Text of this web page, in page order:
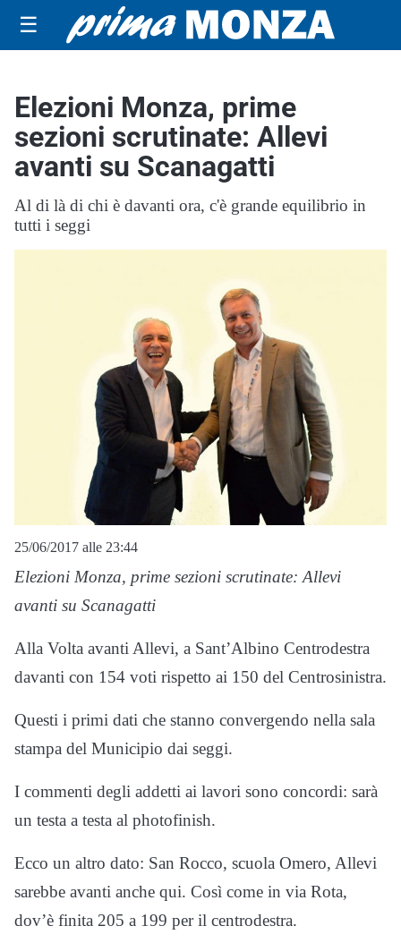
☰
Elezioni Monza, prime
sezioni scrutinate: Allevi
avanti su Scanagatti
Al di là di chi è davanti ora, c'è grande equilibrio in
tutti i seggi
25/06/2017 alle 23:44
Elezioni Monza, prime sezioni scrutinate: Allevi
avanti su Scanagatti
Alla Volta avanti Allevi, a Sant’Albino Centrodestra
davanti con 154 voti rispetto ai 150 del Centrosinistra.
Questi i primi dati che stanno convergendo nella sala
stampa del Municipio dai seggi.
I commenti degli addetti ai lavori sono concordi: sarà
un testa a testa al photofinish.
Ecco un altro dato: San Rocco, scuola Omero, Allevi
sarebbe avanti anche qui. Così come in via Rota,
dov’è finita 205 a 199 per il centrodestra.